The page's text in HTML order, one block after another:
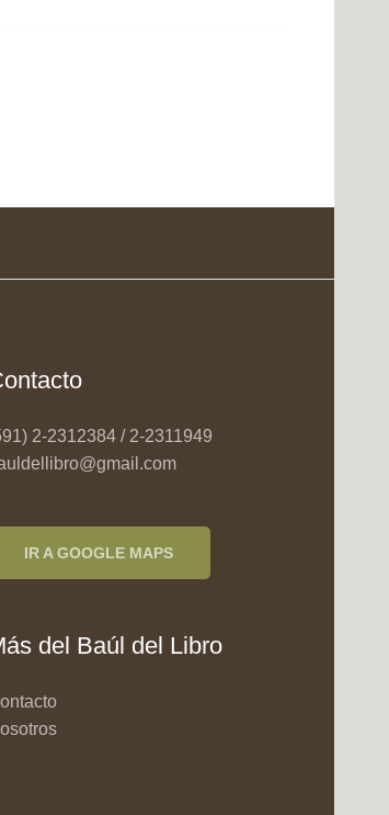
2-2312384 / 2-2311949
IR A GOOGLE MAPS
del Baúl del Libro